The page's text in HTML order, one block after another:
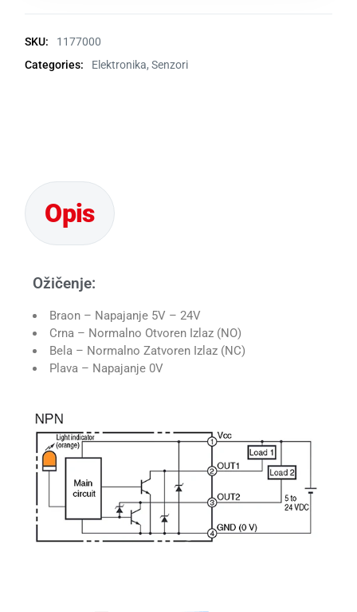
SKU:
1177000
Categories:
Elektronika,Senzori
Ožičenje:
Braon – Napajanje 5V – 24V
Crna – Normalno Otvoren Izlaz (NO)
Bela – Normalno Zatvoren Izlaz (NC)
Plava – Napajanje 0V